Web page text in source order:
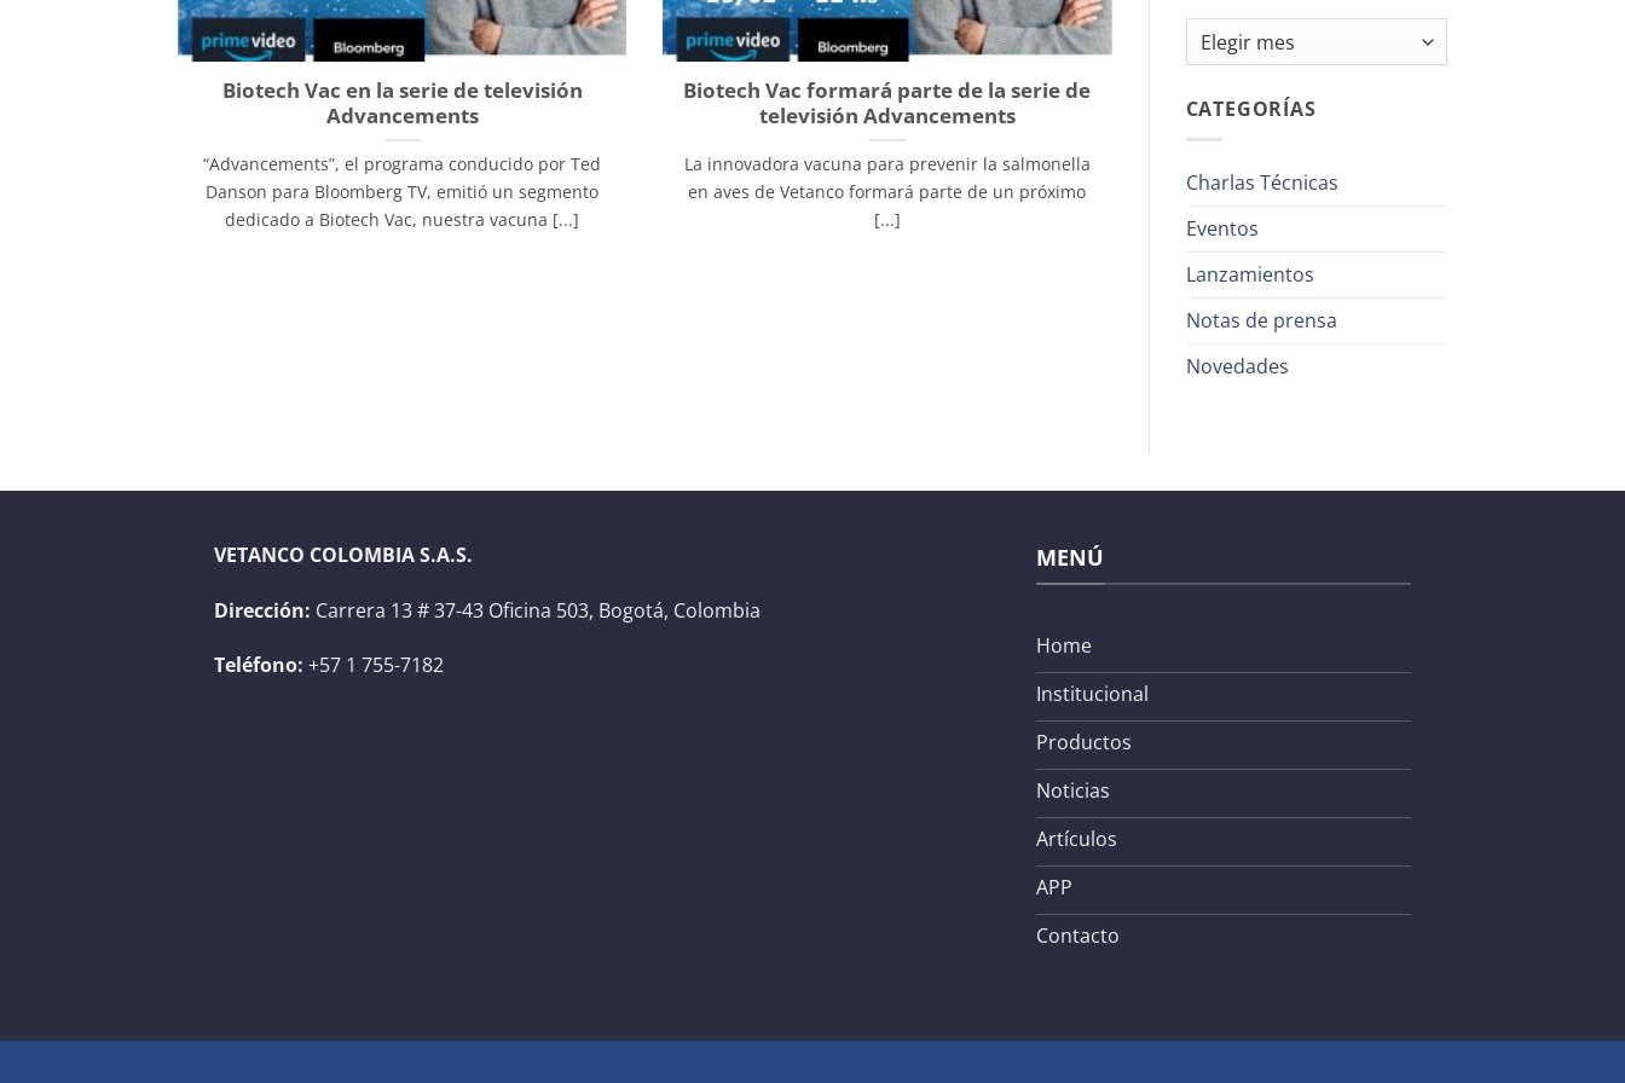
Biotech Vac en la serie de televisión
Advancements
“Advancements”, el programa conducido por Ted
Danson para Bloomberg TV, emitió un segmento
dedicado a Biotech Vac, nuestra vacuna [...]
Biotech Vac formará parte de la serie de
televisión Advancements
La innovadora vacuna para prevenir la salmonella
en aves de Vetanco formará parte de un próximo
[...]
Archivos
CATEGORÍAS
Charlas Técnicas
Eventos
Lanzamientos
Notas de prensa
Novedades
VETANCO COLOMBIA S.A.S.
Dirección: Carrera 13 # 37-43 Oficina 503, Bogotá, Colombia
Teléfono: +57 1 755-7182
MENÚ
Home
Institucional
Productos
Noticias
Artículos
APP
Contacto